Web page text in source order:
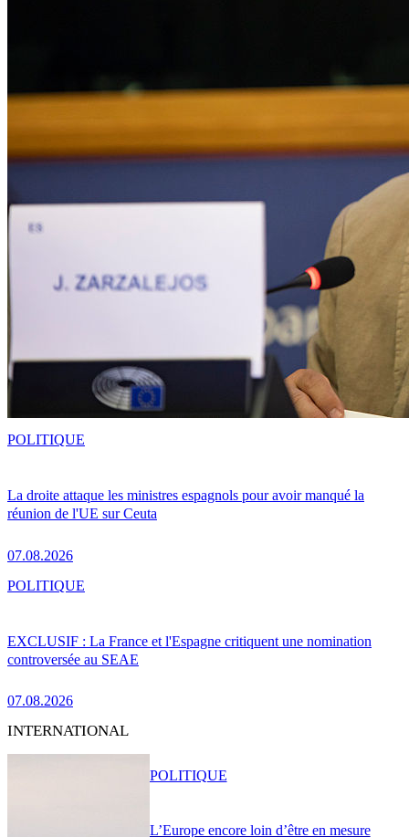
La droite attaque les ministres espagnols pour avoir manqué la
réunion de l'UE sur Ceuta
07.08.2026
POLITIQUE
EXCLUSIF : La France et l'Espagne critiquent une nomination
controversée au SEAE
07.08.2026
POLITIQUE
INTERNATIONAL
L’Europe encore loin d’être en mesure
POLITIQUE